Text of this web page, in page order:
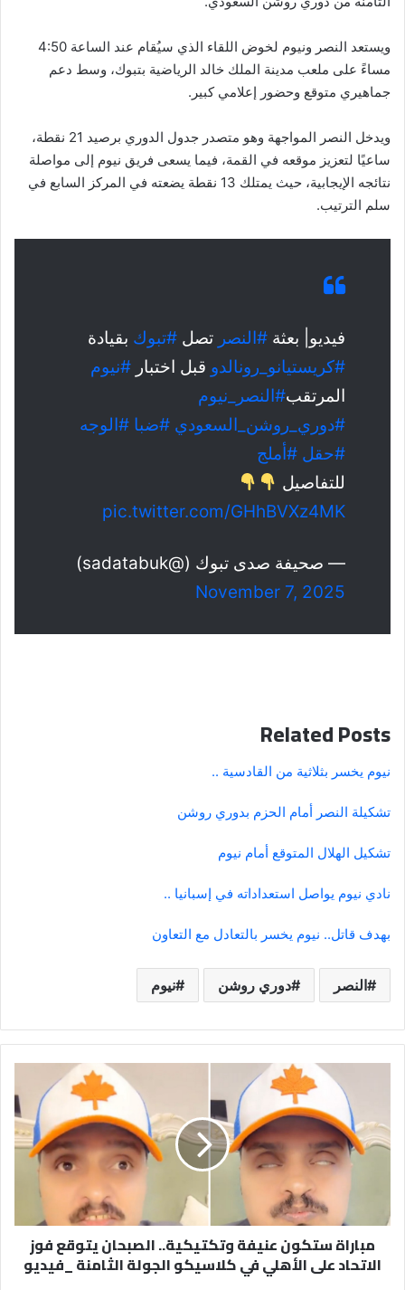
ويستعد النصر ونيوم لخوض اللقاء الذي سيُقام عند الساعة 4:50
مساءً على ملعب مدينة الملك خالد الرياضية بتبوك، وسط دعم
جماهيري متوقع وحضور إعلامي كبير.
ويدخل النصر المواجهة وهو متصدر جدول الدوري برصيد 21 نقطة،
ساعيًا لتعزيز موقعه في القمة، فيما يسعى فريق نيوم إلى مواصلة
نتائجه الإيجابية، حيث يمتلك 13 نقطة يضعته في المركز السابع في
سلم الترتيب.
فيديو| بعثة #النصر تصل #تبوك بقيادة
#كريستيانو_رونالدو قبل اختبار #نيوم
المرتقب#النصر_نيوم
#دوري_روشن_السعودي #ضبا #الوجه
#حقل #أملج
للتفاصيل
pic.twitter.com/GHhBVXz4MK
— صحيفة صدى تبوك (@sadatabuk)
November 7, 2025
Related Posts
نيوم يخسر بثلاثية من القادسية ..
تشكيلة النصر أمام الحزم بدوري روشن
تشكيل الهلال المتوقع أمام نيوم
نادي نيوم يواصل استعداداته في إسبانيا ..
بهدف قاتل.. نيوم يخسر بالتعادل مع التعاون
النصر دوري روشن نيوم
وتكتيكية..
الصبحان
على
الأهلي
في
مباراة ستكون عنيفة وتكتيكية.. الصبحان يتوقع فوز
الاتحاد على الأهلي في كلاسيكو الجولة الثامنة _فيديو